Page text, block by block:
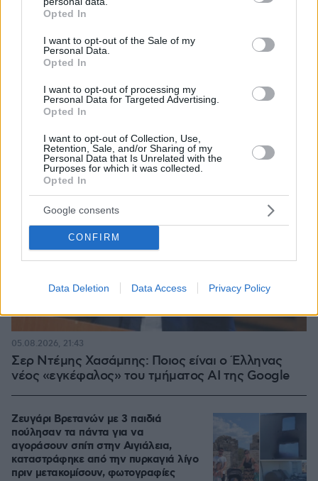
grant or deny consent to Google and its third-party tags to
use your data for below specified purposes in below Google
consent section.
Opted In
I want to opt-out of the Sale of my
Personal Data.
Opted In
I want to opt-out of processing my
Personal Data for Targeted Advertising.
Opted In
I want to opt-out of Collection, Use,
Retention, Sale, and/or Sharing of my
Personal Data that Is Unrelated with the
Purposes for which it was collected.
Opted In
Google consents
CONFIRM
Data Deletion Data Access Privacy Policy
Σερ Ντέμης Χασάμπης: Ποιος είναι ο Έλληνας
νέος «εγκέφαλος» του τμήματος AI της Google
05.08.2026, 21:43
Ζευγάρι Βρετανών με 3 παιδιά
πούλησαν τα πάντα για να
αγοράσουν σπίτι στην Αιγιάλεια,
καταστράφηκε από την πυρκαγιά λίγο
πριν μετακομίσουν, φωτογραφίες